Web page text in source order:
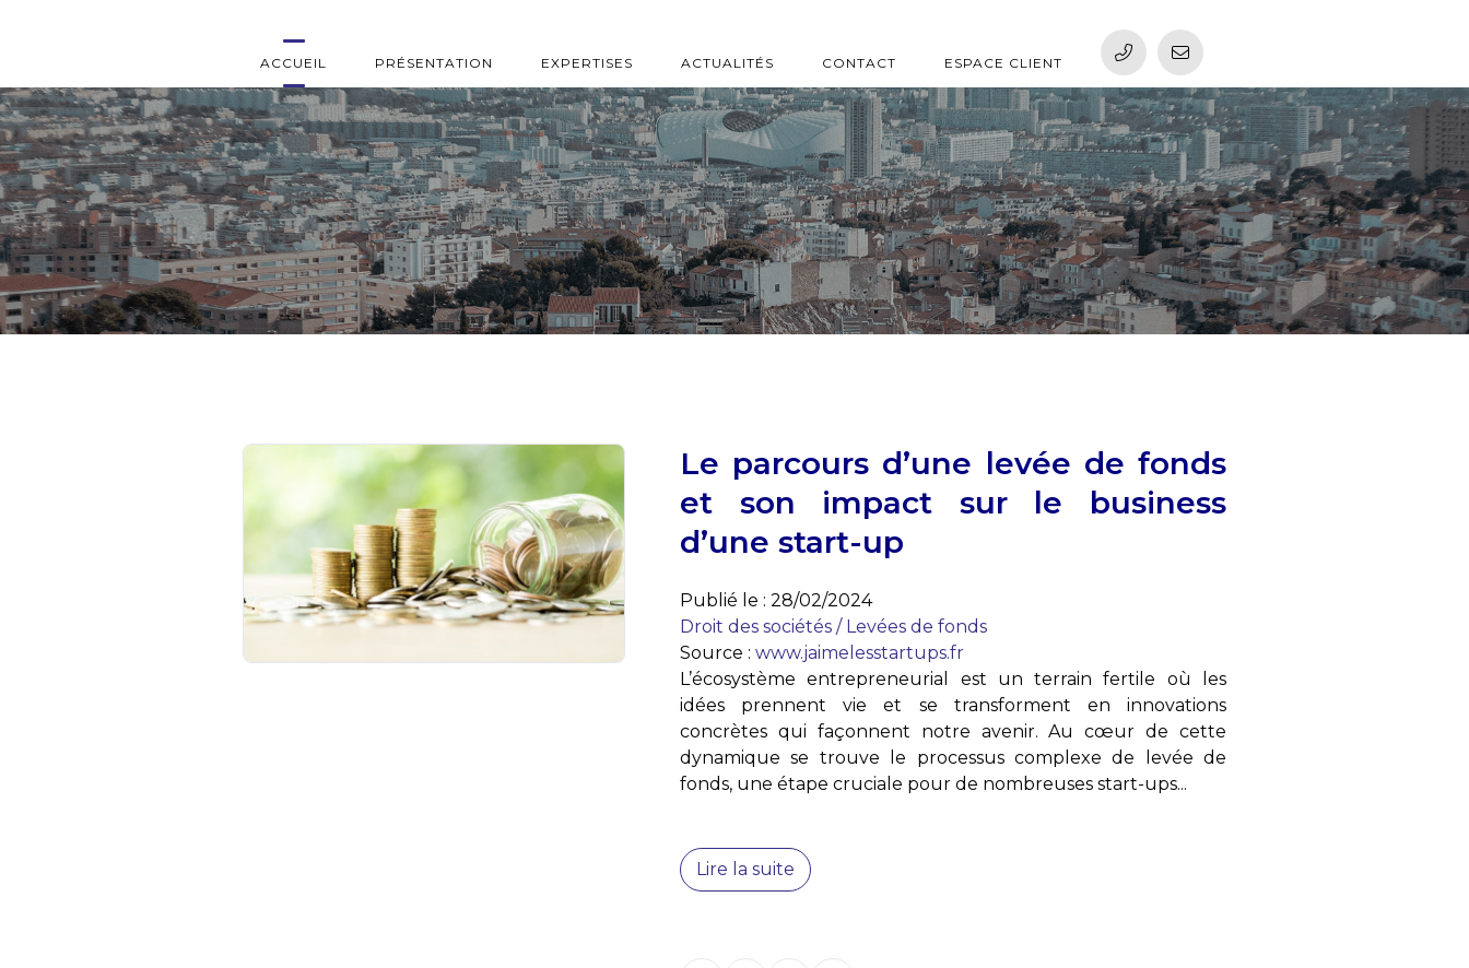
ACCUEIL PRÉSENTATION EXPERTISES ACTUALITÉS CONTACT ESPACE CLIENT
Le parcours d’une levée de fonds
et son impact sur le business
d’une start-up
Publié le : 28/02/2024
Droit des sociétés / Levées de fonds
Source : www.jaimelesstartups.fr
L’écosystème entrepreneurial est un terrain fertile où les
idées prennent vie et se transforment en innovations
concrètes qui façonnent notre avenir. Au cœur de cette
dynamique se trouve le processus complexe de levée de
fonds, une étape cruciale pour de nombreuses start-ups...
Lire la suite